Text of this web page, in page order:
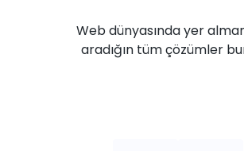
Web dünyasında yer
aradığın tüm çözümler